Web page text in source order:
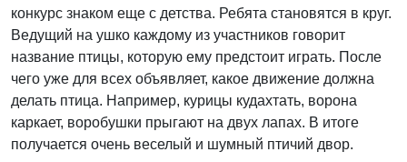
конкурс знаком еще с детства. Ребята становятся в круг.
Ведущий на ушко каждому из участников говорит
название птицы, которую ему предстоит играть. После
чего уже для всех объявляет, какое движение должна
делать птица. Например, курицы кудахтать, ворона
каркает, воробушки прыгают на двух лапах. В итоге
получается очень веселый и шумный птичий двор.